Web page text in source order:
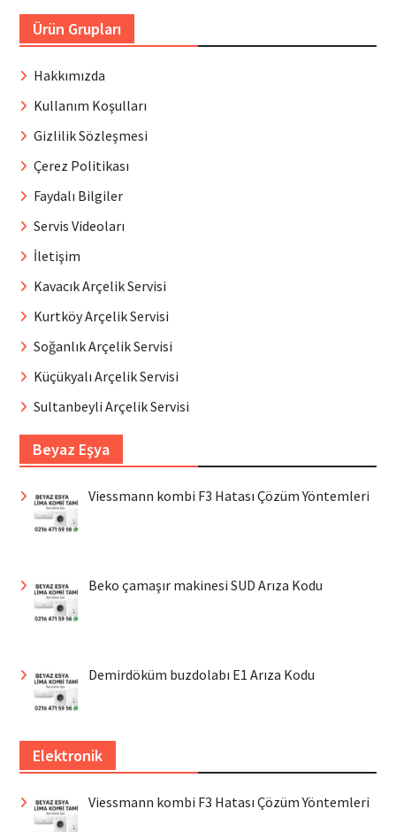
Ürün Grupları
Hakkımızda
Kullanım Koşulları
Gizlilik Sözleşmesi
Çerez Politikası
Faydalı Bilgiler
Servis Videoları
İletişim
Kavacık Arçelik Servisi
Kurtköy Arçelik Servisi
Soğanlık Arçelik Servisi
Küçükyalı Arçelik Servisi
Sultanbeyli Arçelik Servisi
Beyaz Eşya
Viessmann kombi F3 Hatası Çözüm Yöntemleri
Beko çamaşır makinesi SUD Arıza Kodu
Demirdöküm buzdolabı E1 Arıza Kodu
Elektronik
Viessmann kombi F3 Hatası Çözüm Yöntemleri